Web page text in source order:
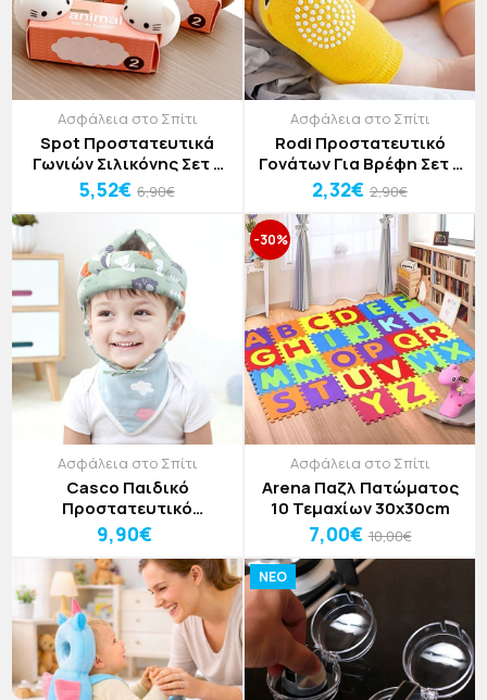
Ασφάλεια στο Σπίτι
Spot Προστατευτικά
Γωνιών Σιλικόνης Σετ 2
Τεμαχίων 4x4cm
5,52€ 6,90€
Ασφάλεια στο Σπίτι
Rodi Προστατευτικό
Γονάτων Για Βρέφη Σετ 2
Τεμαχίων One Size
2,32€ 2,90€
Ασφάλεια στο Σπίτι
Casco Παιδικό
Προστατευτικό
Κεφαλιού Δ18cm
9,90€
-30%
Ασφάλεια στο Σπίτι
Arena Παζλ Πατώματος
10 Τεμαχίων 30x30cm
7,00€ 10,00€
NEO